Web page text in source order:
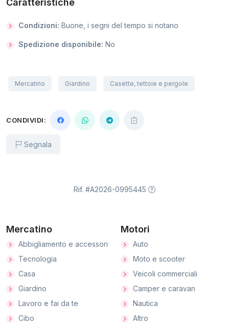
Caratteristiche
Condizioni: Buone, i segni del tempo si notano
Spedizione disponibile: No
Mercatino Giardino Casette, tettoie e pergole
CONDIVIDI:
Segnala
Rif. #A2026-0995445
Mercatino
Abbigliamento e accessori
Tecnologia
Casa
Giardino
Lavoro e fai da te
Cibo
Motori
Auto
Moto e scooter
Veicoli commerciali
Camper e caravan
Nautica
Altro